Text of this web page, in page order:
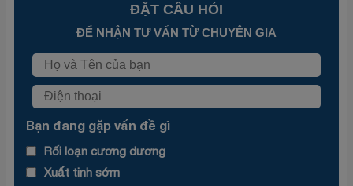
ĐẶT CÂU HỎI
ĐỂ NHẬN TƯ VẤN TỪ CHUYÊN GIA
Bạn đang gặp vấn đề gì
Rối loạn cương dương
Xuất tinh sớm